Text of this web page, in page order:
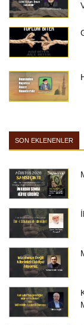
SON EKLENENLER